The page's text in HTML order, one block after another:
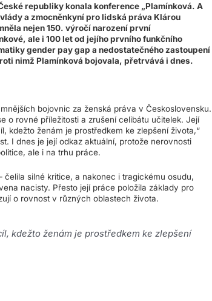
republiky konala konference „Plamínková. A
a zmocněnkyní pro lidská práva Klárou
nejen 150. výročí narození první
ale i 100 let od jejího prvního funkčního
gender pay gap a nedostatečného zastoupení
nimž Plamínková bojovala, přetrvává i dnes.
bojovnic za ženská práva v Československu.
o rovné příležitosti a zrušení celibátu učitelek. Její
kdežto ženám je prostředkem ke zlepšení života,“
I dnes je její odkaz aktuální, protože nerovnosti
ale i na trhu práce.
silné kritice, a nakonec i tragickému osudu,
nacisty. Přesto její práce položila základy pro
o rovnost v různých oblastech života.
kdežto ženám je prostředkem ke zlepšení